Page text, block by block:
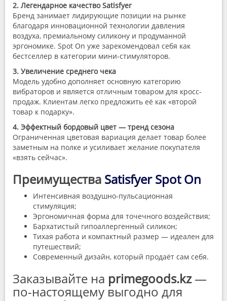
2. Легендарное качество Satisfyer
Бренд занимает лидирующие позиции на рынке
благодаря инновационной технологии давления
воздуха, премиальному силикону и продуманной
эргономике. Spot On уже зарекомендовал себя как
бестселлер в категории мини-стимуляторов.
3. Увеличение среднего чека
Модель удобно дополняет основную категорию
вибраторов и является отличным товаром для кросс-
продаж. Клиентам легко предложить её как «второй
товар к подарку».
4. Эффектный бордовый цвет — тренд сезона
Ограниченная цветовая вариация делает товар более
заметным на полке и усиливает желание покупателя
«взять сейчас».
Преимущества Satisfyer Spot On
Интенсивная воздушно-пульсационная
стимуляция;
Эргономичная форма для точечного воздействия;
Бархатистый гипоаллергенный силикон;
Тихая работа и компактный размер — идеален для
путешествий;
Современный дизайн, который продаёт сам себя.
Заказывайте на primegoods.kz—
по-настоящему выгодно для